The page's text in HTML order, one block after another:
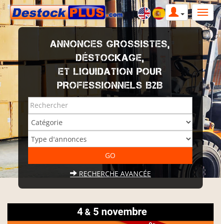
ANNONCES GROSSISTES,
DÉSTOCKAGE,
ET LIQUIDATION POUR
PROFESSIONNELS B2B
RECHERCHE AVANCÉE